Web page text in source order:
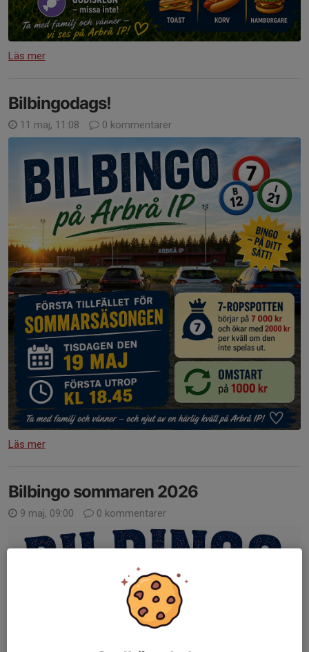
Läs mer
Bilbingodags!
11 maj, 11:08 0 kommentarer
Läs mer
Bilbingo sommaren 2026
9 maj, 09:00 0 kommentarer